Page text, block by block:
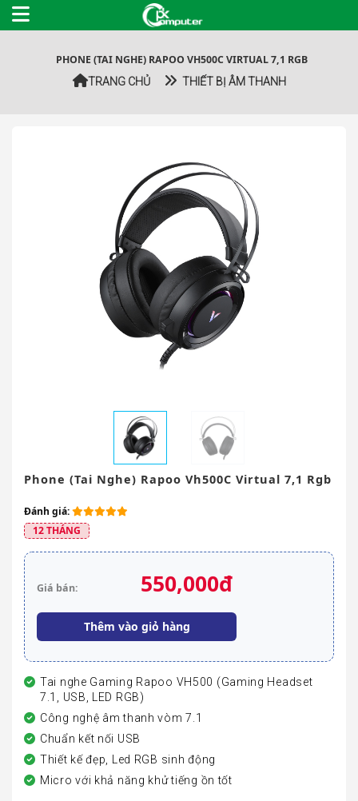
PHONE (TAI NGHE) RAPOO VH500C VIRTUAL 7,1 RGB
TRANG CHỦ THIẾT BỊ ÂM THANH
Phone (tai Nghe) Rapoo Vh500C Virtual 7,1 Rgb
Đánh giá:
12 THÁNG
Giá bán: 550,000đ
Thêm vào giỏ hàng
Tai nghe Gaming Rapoo VH500 (Gaming Headset
7.1, USB, LED RGB)
Công nghệ âm thanh vòm 7.1
Chuẩn kết nối USB
Thiết kế đẹp, Led RGB sinh động
Micro với khả năng khử tiếng ồn tốt